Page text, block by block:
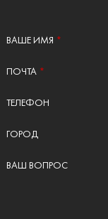
ВАШЕ ИМЯ *
ПОЧТА *
ТЕЛЕФОН
ГОРОД
ВАШ ВОПРОС